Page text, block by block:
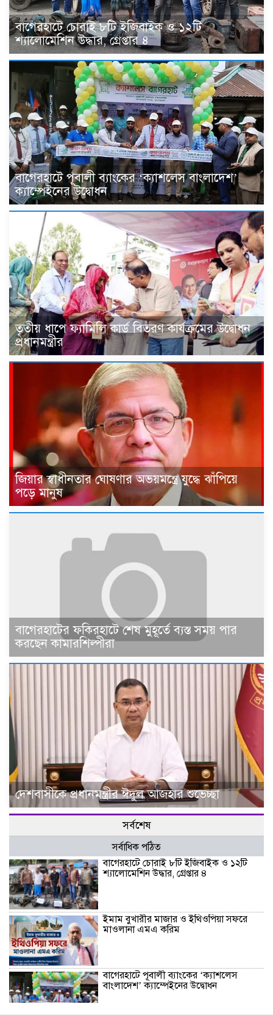
বাগেরহাটে চোরাই ৮টি ইজিবাইক ও ১২টি
শ্যালোমেশিন উদ্ধার, গ্রেপ্তার ৪
বাগেরহাটে পূবালী ব্যাংকের ‘ক্যাশলেস বাংলাদেশ’
ক্যাম্পেইনের উদ্বোধন
তৃতীয় ধাপে ফ্যামিলি কার্ড বিতরণ কার্যক্রমের উদ্বোধন
প্রধানমন্ত্রীর
জিয়ার স্বাধীনতার ঘোষণার অভয়মন্ত্রে যুদ্ধে ঝাঁপিয়ে
পড়ে মানুষ
বাগেরহাটের ফকিরহাটে শেষ মুহূর্তে ব্যস্ত সময় পার
করছেন কামারশিল্পীরা
দেশবাসীকে প্রধানমন্ত্রীর ঈদুল আজহার শুভেচ্ছা
সর্বশেষ
সর্বাধিক পঠিত
বাগেরহাটে চোরাই ৮টি ইজিবাইক ও ১২টি
শ্যালোমেশিন উদ্ধার, গ্রেপ্তার ৪
ইমাম বুখারীর মাজার ও ইথিওপিয়া সফরে
মাওলানা এমএ করিম
বাগেরহাটে পূবালী ব্যাংকের ‘ক্যাশলেস
বাংলাদেশ’ ক্যাম্পেইনের উদ্বোধন